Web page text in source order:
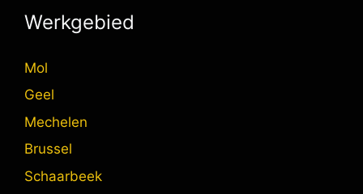
Werkgebied
Mol
Geel
Mechelen
Brussel
Schaarbeek